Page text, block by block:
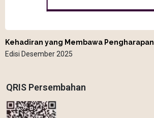
Kehadiran yang Membawa Pengharapan
Edisi Desember 2025
QRIS Persembahan